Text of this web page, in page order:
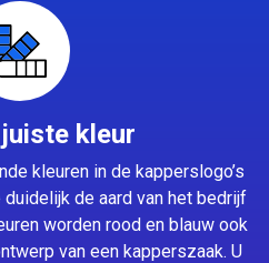
kleur
kleuren in de kapperslogo’s
de aard van het bedrijf
worden rood en blauw ook
van een kapperszaak. U